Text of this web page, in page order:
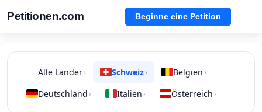
Petitionen.com Beginne eine Petition
Alle Länder› Schweiz› Belgien ›
Deutschland › Italien › Österreich ›